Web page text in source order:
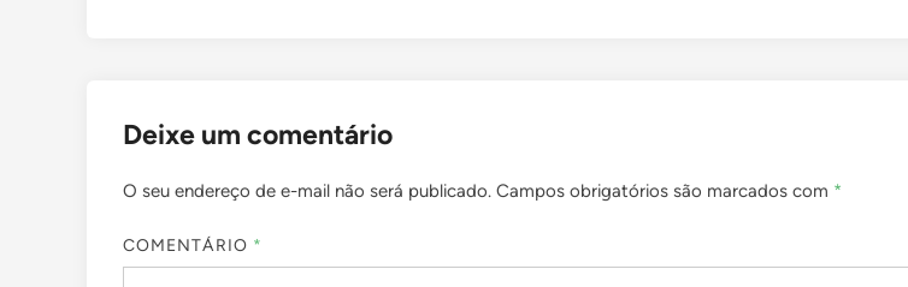
Deixe um comentário
O seu endereço de e-mail não será publicado. Campos obrigatórios são marcados com *
COMENTÁRIO *